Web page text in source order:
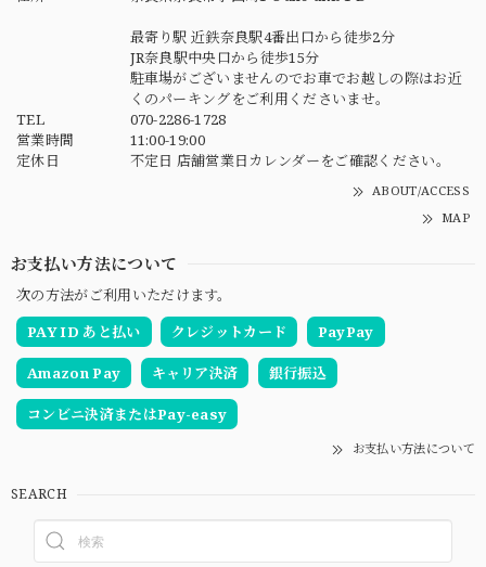
最寄り駅 近鉄奈良駅4番出口から徒歩2分
JR奈良駅中央口から徒歩15分
駐車場がございませんのでお車でお越しの際はお近
くのパーキングをご利用くださいませ。
TEL
070-2286-1728
営業時間
11:00-19:00
定休日
不定日 店舗営業日カレンダーをご確認ください。
ABOUT/ACCESS
MAP
お支払い方法について
次の方法がご利用いただけます。
PAY ID あと払い
クレジットカード PayPay
Amazon Pay キャリア決済 銀行振込
コンビニ決済またはPay-easy
お支払い方法について
SEARCH